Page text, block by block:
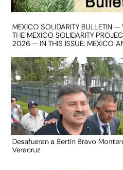
MEXICO SOLIDARITY BULLETIN —
THE MEXICO SOLIDARITY
2026 — IN THIS ISSUE: MEXICO
Desafueran a Bertín Bravo
Veracruz